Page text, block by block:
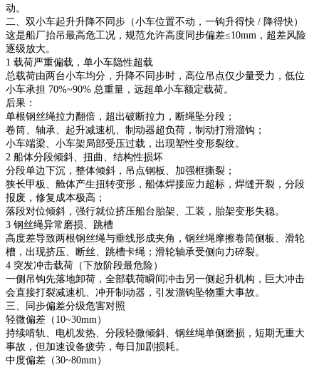
动。
二、双小车起升升降不同步（小车位置不动，一钩升得快 / 降得快）
这是船厂抬吊最高危工况，规范允许高度同步偏差≤10mm，超差风险
逐级放大。
1 载荷严重偏载，单小车隐性超载
总载荷由两台小车均分，升降不同步时，高位吊点仅少量受力，低位
小车承担 70%~90% 总重量，远超单小车额定载荷。
后果：
单根钢丝绳拉力翻倍，超出破断拉力，断绳坠分段；
卷筒、轴承、起升减速机、制动器超负荷，制动打滑溜钩；
小车端梁、小车架局部受压过载，出现塑性变形裂纹。
2 船体分段倾斜、扭曲、结构性损坏
分段单边下沉，整体倾斜，吊点钢板、加强框撕裂；
狭长甲板、舱体产生扭转变形，船体焊接应力超标，焊缝开裂，分段
报废，修复成本极高；
落段对位倾斜，强行就位挤压船台胎架、工装，胎架变形失稳。
3 钢丝绳异常磨损、跳槽
高度差导致两根钢丝绳与垂线形成夹角，钢丝绳摩擦卷筒侧板、滑轮
槽，出现挤压、断丝、跳槽卡绳；滑轮轴承受侧向力碎裂。
4 突发冲击载荷（下放阶段最危险）
一侧吊钩先落地卸荷，全部载荷瞬间冲击另一侧起升机构，巨大冲击
会直接打裂减速机、冲开制动器，引发溜钩坠物重大事故。
三、同步偏差分级危害对照
轻微偏差（10~30mm）
持续啃轨、电机发热、分段轻微倾斜、钢丝绳单侧磨损，短期无重大
事故，但加速设备疲劳，每日加剧损耗。
中度偏差（30~80mm）